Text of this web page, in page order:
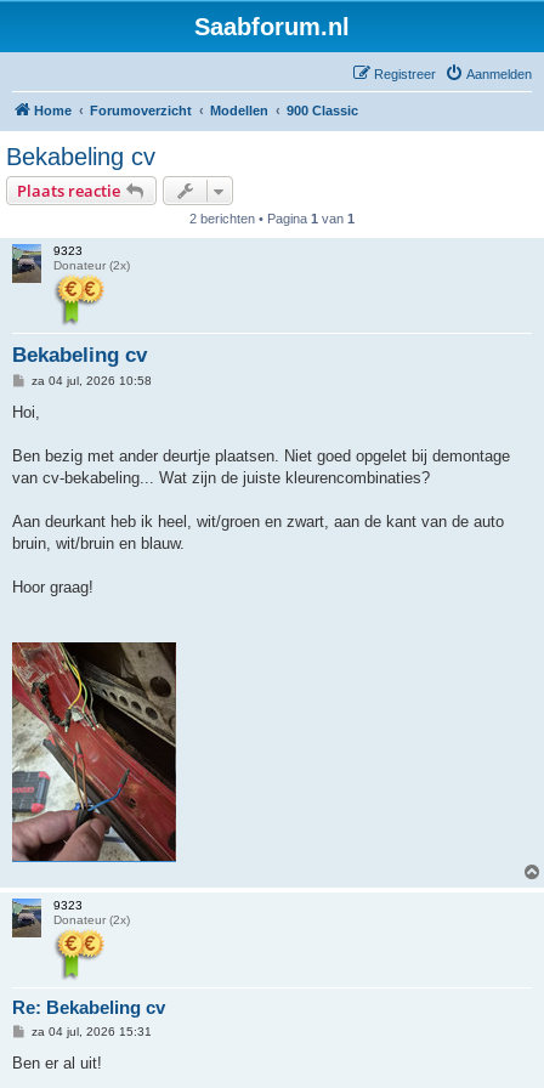
Saabforum.nl
Aanmelden
Registreer
Home Forumoverzicht Modellen 900 Classic
Bekabeling cv
Plaats reactie
2 berichten • Pagina 1 van 1
9323
Donateur (2x)
Bekabeling cv
B
r
h
za 04 jul, 2026 10:58
Hoi,
Ben bezig met ander deurtje plaatsen. Niet goed opgelet bij demontage
van cv-bekabeling... Wat zijn de juiste kleurencombinaties?
Aan deurkant heb ik heel, wit/groen en zwart, aan de kant van de auto
bruin, wit/bruin en blauw.
Hoor graag!
9323
Donateur (2x)
Re: Bekabeling cv
B
r
za 04 jul, 2026 15:31
Ben er al uit!